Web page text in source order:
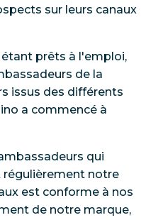
sur leurs canaux
prêts à l'emploi,
de la
issus des différents
a commencé à
qui
notre
est conforme à nos
de notre marque,